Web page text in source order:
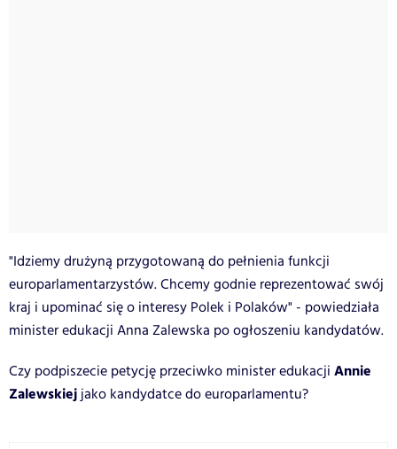
"Idziemy drużyną przygotowaną do pełnienia funkcji
europarlamentarzystów. Chcemy godnie reprezentować swój
kraj i upominać się o interesy Polek i Polaków" - powiedziała
minister edukacji Anna Zalewska po ogłoszeniu kandydatów.
Czy podpiszecie petycję przeciwko minister edukacji Annie
Zalewskiejjako kandydatce do europarlamentu?